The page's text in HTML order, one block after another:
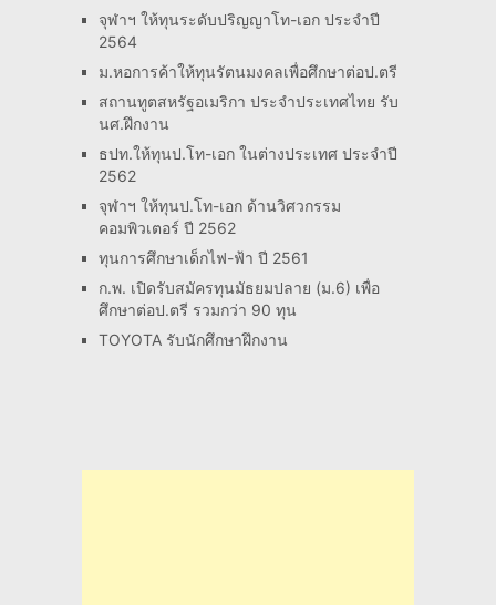
จุฬาฯ ให้ทุนระดับปริญญาโท-เอก ประจำปี
2564
ม.หอการค้าให้ทุนรัตนมงคลเพื่อศึกษาต่อป.ตรี
สถานทูตสหรัฐอเมริกา ประจำประเทศไทย รับ
นศ.ฝึกงาน
ธปท.ให้ทุนป.โท-เอก ในต่างประเทศ ประจำปี
2562
จุฬาฯ ให้ทุนป.โท-เอก ด้านวิศวกรรม
คอมพิวเตอร์ ปี 2562
ทุนการศึกษาเด็กไฟ-ฟ้า ปี 2561
ก.พ. เปิดรับสมัครทุนมัธยมปลาย (ม.6) เพื่อ
ศึกษาต่อป.ตรี รวมกว่า 90 ทุน
TOYOTA รับนักศึกษาฝึกงาน